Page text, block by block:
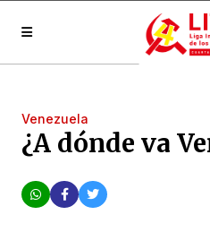
Venezuela
¿A dónde va